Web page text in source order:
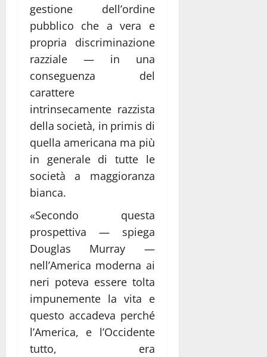
gestione dell’ordine
pubblico che a vera e
propria discriminazione
razziale — in una
conseguenza del
carattere
intrinsecamente razzista
della società, in primis di
quella americana ma più
in generale di tutte le
società a maggioranza
bianca.
«Secondo questa
prospettiva — spiega
Douglas Murray —
nell’America moderna ai
neri poteva essere tolta
impunemente la vita e
questo accadeva perché
l’America, e l’Occidente
tutto, era